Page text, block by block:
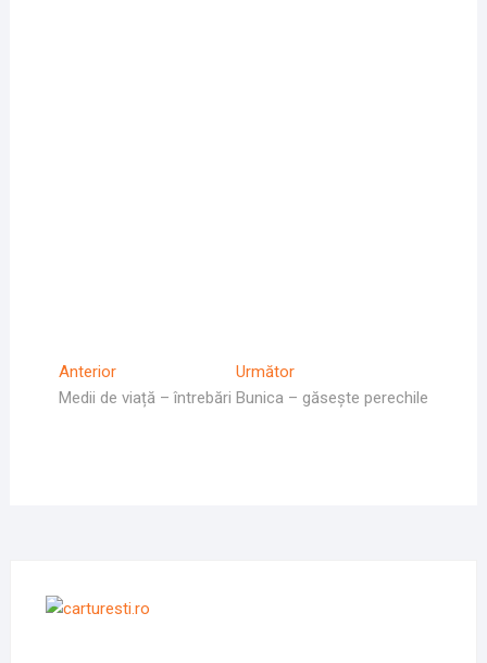
Navigare
în
AnteriorArticolul
Anterior
Medii de viață – întrebări
UrmătorArticolul
Următor:
Bunica – găsește perechile